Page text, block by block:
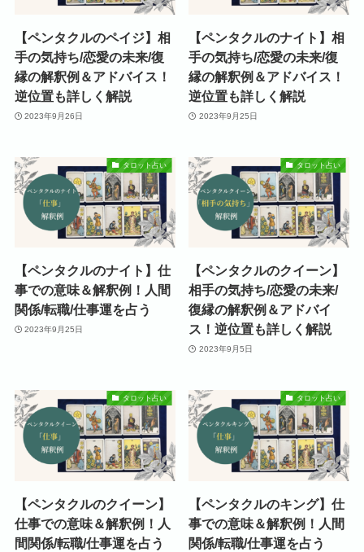
【ペンタクルのペイジ】相
手の気持ち/恋愛の未来/復
縁の解釈例＆アドバイス！
逆位置も詳しく解説
2023年9月26日
【ペンタクルのナイト】相
手の気持ち/恋愛の未来/復
縁の解釈例＆アドバイス！
逆位置も詳しく解説
2023年9月25日
タロット占い
【ペンタクルのナイト】仕
事での意味＆解釈例！人間
関係/転職/仕事運を占う
2023年9月25日
タロット占い
【ペンタクルのクイーン】
相手の気持ち/恋愛の未来/
復縁の解釈例＆アドバイ
ス！逆位置も詳しく解説
2023年9月5日
タロット占い
【ペンタクルのクイーン】
仕事での意味＆解釈例！人
間関係/転職/仕事運を占う
タロット占い
【ペンタクルのキング】仕
事での意味＆解釈例！人間
関係/転職/仕事運を占う